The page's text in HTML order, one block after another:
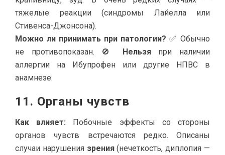
тяжелые реакции (синдромы Лайелла или
Стивенса-Джонсона).
Можно ли принимать при патологии? ✅ Обычно
не противопоказан. 🚫 Нельзяпри наличии
аллергии на Ибупрофен или другие НПВС в
анамнезе.
11. Органы чувств
Как влияет: Побочные эффекты со стороны
органов чувств встречаются редко. Описаны
случаи нарушения зрения(нечеткость, диплопия —